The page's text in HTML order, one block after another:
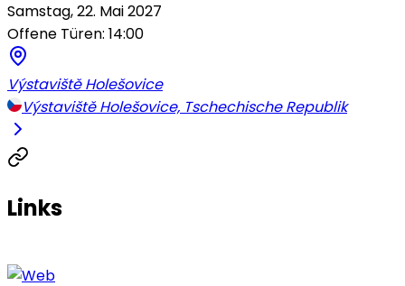
Samstag, 22. Mai 2027
Offene Türen: 14:00
Výstaviště Holešovice
Výstaviště Holešovice, Tschechische Republik
Links